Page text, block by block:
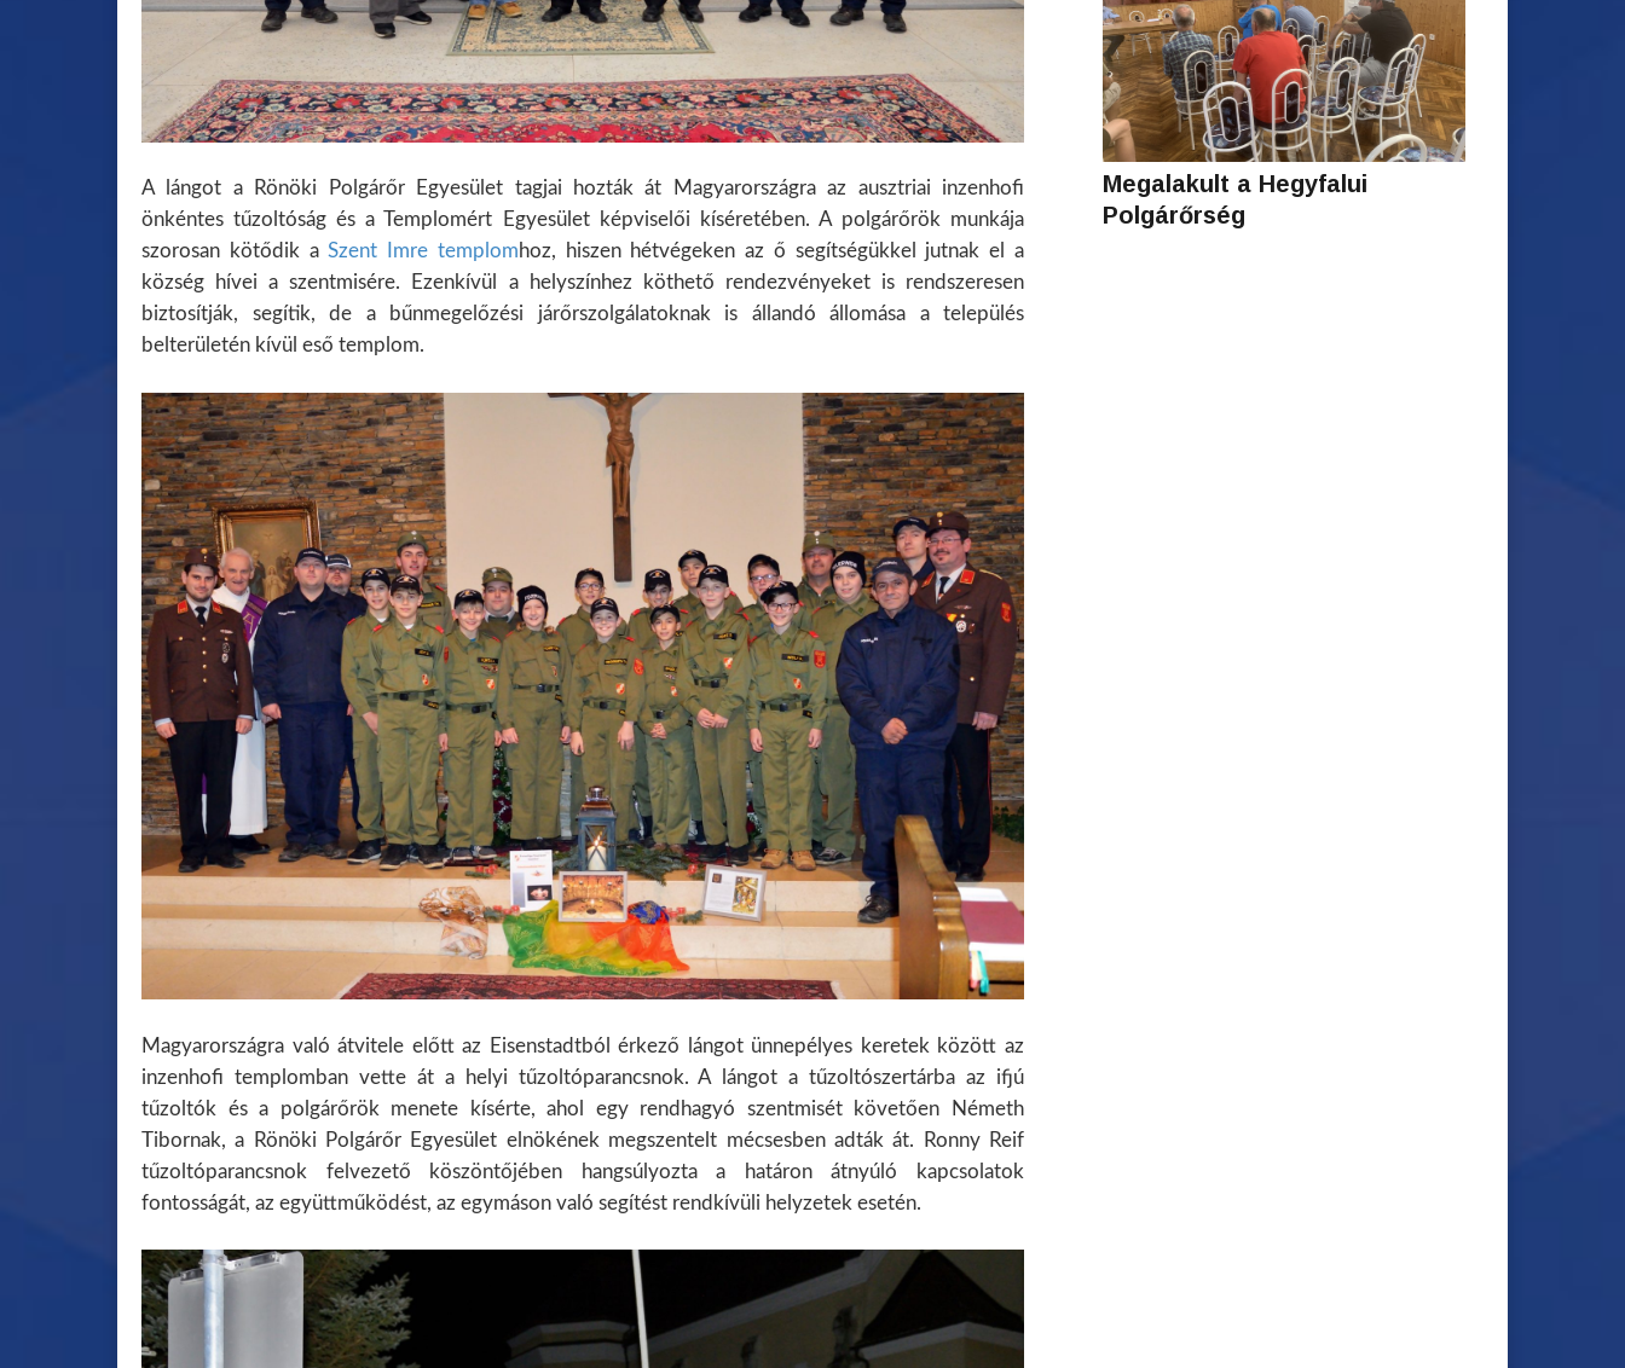
A lángot a Rönöki Polgárőr Egyesület tagjai hozták át Magyarországra az ausztriai inzenhofi
önkéntes tűzoltóság és a Templomért Egyesület képviselői kíséretében. A polgárőrök munkája
szorosan kötődik aSzent Imre templomhoz, hiszen hétvégeken az ő segítségükkel jutnak el a
község hívei a szentmisére. Ezenkívül a helyszínhez köthető rendezvényeket is rendszeresen
biztosítják, segítik, de a bűnmegelőzési járőrszolgálatoknak is állandó állomása a település
belterületén kívül eső templom.
Magyarországra való átvitele előtt az Eisenstadtból érkező lángot ünnepélyes keretek között az
inzenhofi templomban vette át a helyi tűzoltóparancsnok. A lángot a tűzoltószertárba az ifjú
tűzoltók és a polgárőrök menete kísérte, ahol egy rendhagyó szentmisét követően Németh
Tibornak, a Rönöki Polgárőr Egyesület elnökének megszentelt mécsesben adták át. Ronny Reif
tűzoltóparancsnok felvezető köszöntőjében hangsúlyozta a határon átnyúló kapcsolatok
fontosságát, az együttműködést, az egymáson való segítést rendkívüli helyzetek esetén.
Megalakult a Hegyfalui
Polgárőrség